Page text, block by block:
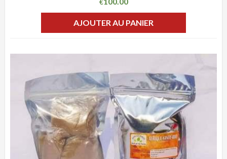
€
AJOUTER AU PANIER